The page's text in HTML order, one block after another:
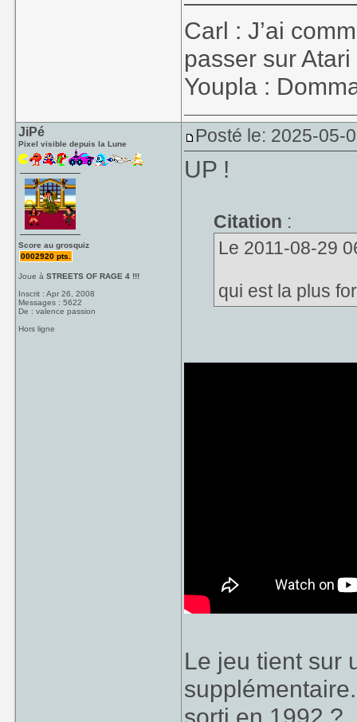
et en plus
Carl : J’ai
passer sur Atari
Youpla :
JiPé
Pixel visible depuis la Lune
Score au grosquiz
0002920 pts.
Joue àSTREETS OF RAGE 4 !!!
Inscrit : Apr 26, 2008
Messages : 5622
De : valence passion
Hors ligne
Posté le: 2025-05-
UP !
Citation :
Le 2011-08-29
qui est la plus
Le jeu tient sur
sorti en 1992 ?